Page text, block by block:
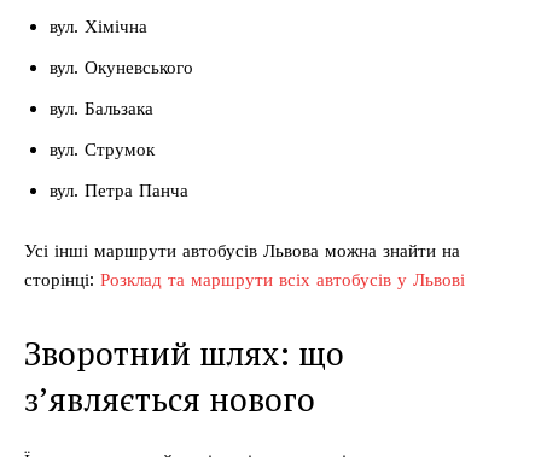
вул. Хімічна
вул. Окуневського
вул. Бальзака
вул. Струмок
вул. Петра Панча
Усі інші маршрути автобусів Львова можна знайти на
сторінці: Розклад та маршрути всіх автобусів у Львові
Зворотний шлях: що
з’являється нового